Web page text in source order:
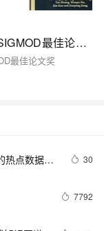
再获殊荣，阿里云PolarDB数据库蝉联SIGMOD最佳论文奖
最佳论文奖
热点数据散
30
7792